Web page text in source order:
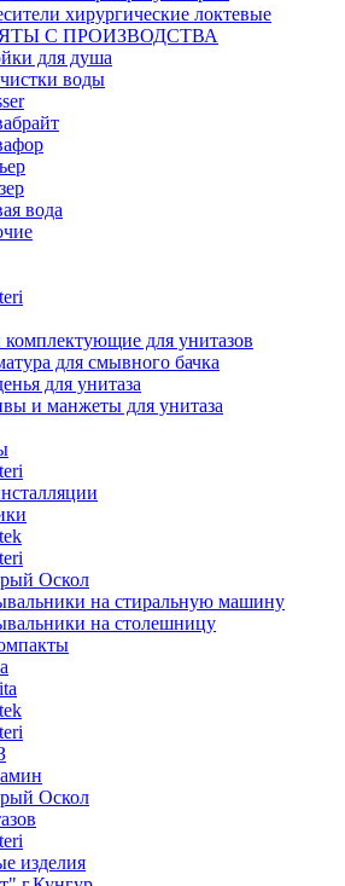
хирургические локтевые
С ПРОИЗВОДСТВА
для душа
воды
вода
комплектующие для унитазов
для смывного бачка
для унитаза
и манжеты для унитаза
Оскол
на стиральную машину
на столешницу
Оскол
изделия